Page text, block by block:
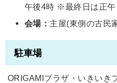
午後4時 ※最終日は正午
会場： 主屋(東側の古民
駐車場
ORIGAMIプラザ・いきいき